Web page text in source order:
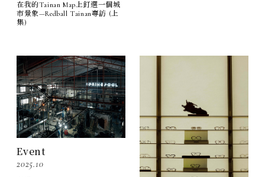
在我的Tainan Map上釘選一個城
市景象—Redball Tainan專訪 (上
集)
Event
2025.10